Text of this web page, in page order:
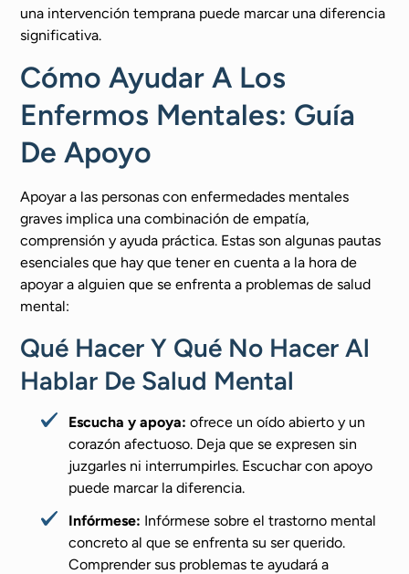
una intervención temprana puede marcar una diferencia
significativa.
Cómo Ayudar A Los
Enfermos Mentales: Guía
De Apoyo
Apoyar a las personas con enfermedades mentales
graves implica una combinación de empatía,
comprensión y ayuda práctica. Estas son algunas pautas
esenciales que hay que tener en cuenta a la hora de
apoyar a alguien que se enfrenta a problemas de salud
mental:
Qué Hacer Y Qué No Hacer Al
Hablar De Salud Mental
Escucha y apoya: ofrece un oído abierto y un
corazón afectuoso. Deja que se expresen sin
juzgarles ni interrumpirles. Escuchar con apoyo
puede marcar la diferencia.
Infórmese: Infórmese sobre el trastorno mental
concreto al que se enfrenta su ser querido.
Comprender sus problemas te ayudará a